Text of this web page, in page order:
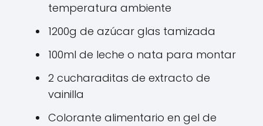
temperatura ambiente
1200g de azúcar glas tamizada
100ml de leche o nata para montar
2 cucharaditas de extracto de
vainilla
Colorante alimentario en gel de